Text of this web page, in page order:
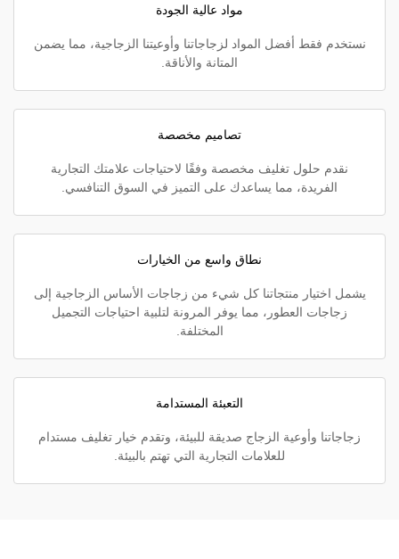
مواد عالية الجودة
نستخدم فقط أفضل المواد لزجاجاتنا وأوعيتنا الزجاجية، مما يضمن
المتانة والأناقة.
تصاميم مخصصة
نقدم حلول تغليف مخصصة وفقًا لاحتياجات علامتك التجارية
الفريدة، مما يساعدك على التميز في السوق التنافسي.
نطاق واسع من الخيارات
يشمل اختيار منتجاتنا كل شيء من زجاجات الأساس الزجاجية إلى
زجاجات العطور، مما يوفر المرونة لتلبية احتياجات التجميل
المختلفة.
التعبئة المستدامة
زجاجاتنا وأوعية الزجاج صديقة للبيئة، وتقدم خيار تغليف مستدام
للعلامات التجارية التي تهتم بالبيئة.